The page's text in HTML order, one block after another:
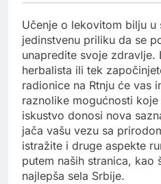
Učenje o lekovitom bilju u
jedinstvenu priliku da se
unapredite svoje zdravlje.
herbalista ili tek
radionice na Rtnju će vas
raznolike mogućnosti
iskustvo donosi nova
jača vašu vezu sa
istražite i druge aspekte
putem naših stranica, kao
najlepša sela Srbije.